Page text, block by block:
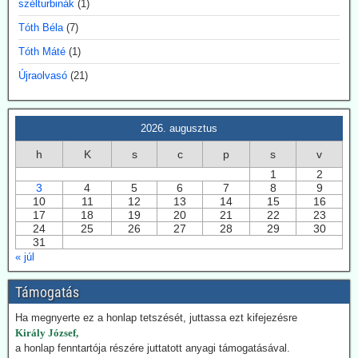
hírű légkörkutatót elbocsátotta egyeteme
állásából - feltehetően a klímapánikkeltést cáfoló
eredményei miatt.
A Dániai Műszaki Egyetem (DTU) fölmondott Svensmarknak.
Svensmark neve összeforrott a kozmikus sugárzás és
esetben az IPCC direktívákat.
2026.07.28. EIKE: Az USA és Németország
fokozza a geotermiában rejlő lehetőségek
kiaknázását
Az USA képviselőháza törvény fogadott el a geotermikus energia
kiaknázásának felgyorsítására. Németországban 2024-ben
összesen 29 TWh energiát nyertek a föld mélyéből. Németország is
hatósági úton kívánja a kiaknázást felgyorsítani.
2026.07.22. Climatechangedispatch: Japán
visszakozik klímavédelmi vállalásaitól
Japán – szomszédjához, Dél-Koreához hasonlóan – újra üzembe
helyezi azokat a szénerőműveket, amelyeket nemrég még egy
szennyezőbb korszak maradványainak bélyegeztek. Az energiaügyi
szélturbinák (1)
Tóth Béla(7)
Tóth Máté (1)
Újraolvasó (21)
2026. augusztus
h K s c p s
v
1
2
3
4 5 6 7 8
9
10
11 12 13 14 15
16
17
18 19 20 21 22
23
24
25 26 27 28 29
30
31
« júl
Támogatás
Ha megnyerte ez a honlap tetszését, juttassa ezt kifejezésre
Király József,
a honlap fenntartója részére juttatott anyagi támogatásával.